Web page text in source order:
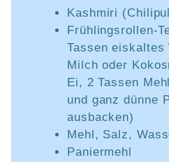
Kashmiri
Frühlingsrollen-
Tassen eiskaltes
Milch oder
Ei, 2 Tassen
und ganz dünne
ausbacken)
Mehl, Salz,
Paniermehl